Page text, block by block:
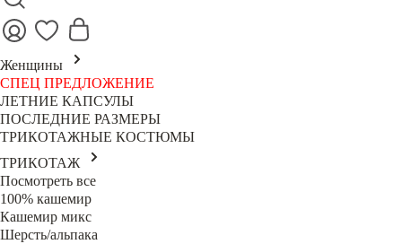
Женщины
СПЕЦ ПРЕДЛОЖЕНИЕ
ЛЕТНИЕ КАПСУЛЫ
ПОСЛЕДНИЕ РАЗМЕРЫ
ТРИКОТАЖНЫЕ КОСТЮМЫ
ТРИКОТАЖ
Посмотреть все
100% кашемир
Кашемир микс
Шерсть/альпака